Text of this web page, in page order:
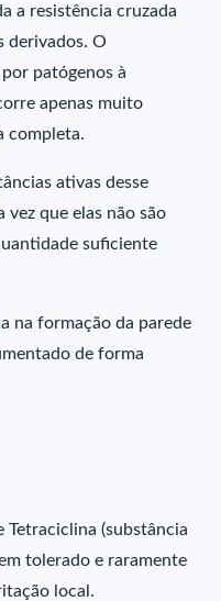
a resistência cruzada
derivados. O
patógenos à
apenas muito
completa.
ativas desse
que elas não são
suficiente
na formação da parede
de forma
(substância
tolerado e raramente
local.